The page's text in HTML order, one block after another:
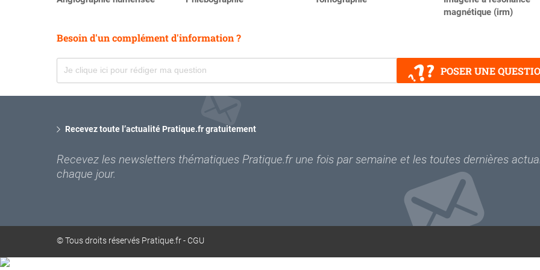
magnétique (irm)
Besoin d'un complément d'information ?
POSER UNE
Recevez toute l’actualité Pratique.fr gratuitement
Recevez les newsletters thématiques Pratique.fr une fois par semaine et les toutes dernières
chaque jour.
© Tous droits réservés Pratique.fr - CGU